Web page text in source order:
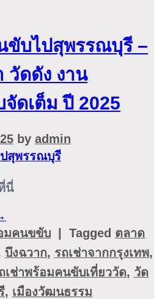
ขับไปสุพรรณบุรี –
วัดดัง งาน
ดเต็ม ปี 2025
by admin
นี่
มคนขขับ Tagged ตลาด
บึงฉวาก, รถเช่าจากกรุงเทพ,
เช่าพร้อมคนขับเที่ยววัด, วัด
, เมืองวัฒนธรรม